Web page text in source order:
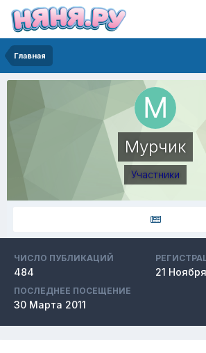
Главная
Мурчик
Участники
ЧИСЛО ПУБЛИКАЦИЙ
484 21
ПОСЛЕДНЕЕ ПОСЕЩЕНИЕ
30 Марта 2011